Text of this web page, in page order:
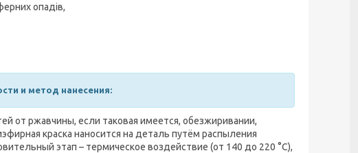
опадів,
и метод нанесения:
от ржавчины, если таковая имеется, обезжиривании,
краска наносится на деталь путём распыления
этап – термическое воздействие (от 140 до 220 °С),